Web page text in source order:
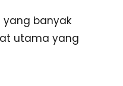
yang banyak
utama yang